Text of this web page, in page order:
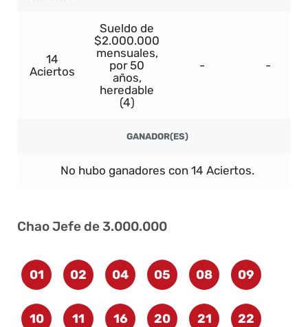
14
Aciertos
Sueldo de
$2.000.000
mensuales,
por 50
años,
heredable
(4)
- -
GANADOR(ES)
No hubo ganadores con 14 Aciertos.
Chao Jefe de 3.000.000
01 02 04 05 08 09
10 11 16 20 21 22